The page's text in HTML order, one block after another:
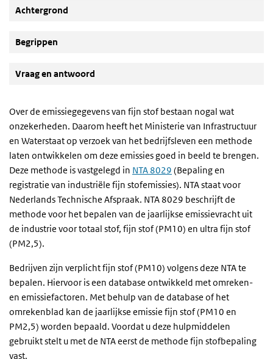
Achtergrond
Begrippen
Vraag en antwoord
Over de emissiegegevens van fijn stof bestaan nogal wat
onzekerheden. Daarom heeft het Ministerie van Infrastructuur
en Waterstaat op verzoek van het bedrijfsleven een methode
laten ontwikkelen om deze emissies goed in beeld te brengen.
Deze methode is vastgelegd in NTA 8029 (Bepaling en
registratie van industriële fijn stofemissies). NTA staat voor
Nederlands Technische Afspraak. NTA 8029 beschrijft de
methode voor het bepalen van de jaarlijkse emissievracht uit
de industrie voor totaal stof, fijn stof (PM10) en ultra fijn stof
(PM2,5).
Bedrijven zijn verplicht fijn stof (PM10) volgens deze NTA te
bepalen. Hiervoor is een database ontwikkeld met omreken-
en emissiefactoren. Met behulp van de database of het
omrekenblad kan de jaarlijkse emissie fijn stof (PM10 en
PM2,5) worden bepaald. Voordat u deze hulpmiddelen
gebruikt stelt u met de NTA eerst de methode fijn stofbepaling
vast.